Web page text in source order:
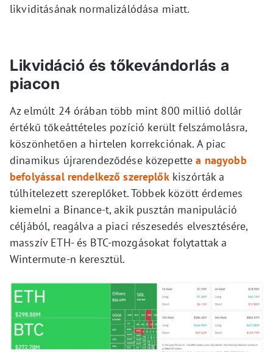
likviditásának normalizálódása miatt.
Likvidáció és tőkevándorlás a
piacon
Az elmúlt 24 órában több mint 800 millió dollár
értékű tőkeáttételes pozíció került felszámolásra,
köszönhetően a hirtelen korrekciónak. A piac
dinamikus újrarendeződése közepettea nagyobb
befolyással rendelkező szereplőkkiszórták a
túlhitelezett szereplőket. Többek között érdemes
kiemelni a Binance-t, akik pusztán manipuláció
céljából, reagálva a piaci részesedés elvesztésére,
masszív ETH- és BTC-mozgásokat folytattak a
Wintermute-n keresztül.